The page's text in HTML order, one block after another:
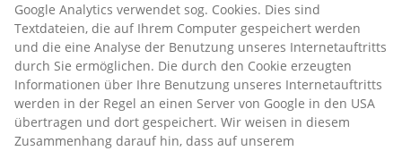
Google Analytics verwendet sog. Cookies. Dies sind
Textdateien, die auf Ihrem Computer gespeichert werden
und die eine Analyse der Benutzung unseres Internetauftritts
durch Sie ermöglichen. Die durch den Cookie erzeugten
Informationen über Ihre Benutzung unseres Internetauftritts
werden in der Regel an einen Server von Google in den USA
übertragen und dort gespeichert. Wir weisen in diesem
Zusammenhang darauf hin, dass auf unserem